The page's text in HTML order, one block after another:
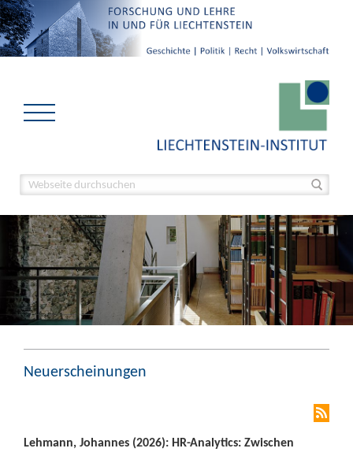
Neuerscheinungen
Lehmann, Johannes (2026): HR-Analytics: Zwischen